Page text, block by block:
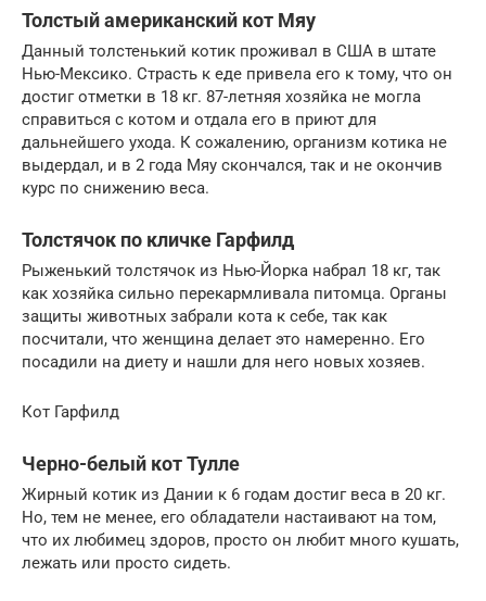
Толстый американский кот Мяу
Данный толстенький котик проживал в США в штате
Нью-Мексико. Страсть к еде привела его к тому, что он
достиг отметки в 18 кг. 87-летняя хозяйка не могла
справиться с котом и отдала его в приют для
дальнейшего ухода. К сожалению, организм котика не
выдердал, и в 2 года Мяу скончался, так и не окончив
курс по снижению веса.
Толстячок по кличке Гарфилд
Рыженький толстячок из Нью-Йорка набрал 18 кг, так
как хозяйка сильно перекармливала питомца. Органы
защиты животных забрали кота к себе, так как
посчитали, что женщина делает это намеренно. Его
посадили на диету и нашли для него новых хозяев.
Кот Гарфилд
Черно-белый кот Тулле
Жирный котик из Дании к 6 годам достиг веса в 20 кг.
Но, тем не менее, его обладатели настаивают на том,
что их любимец здоров, просто он любит много кушать,
лежать или просто сидеть.